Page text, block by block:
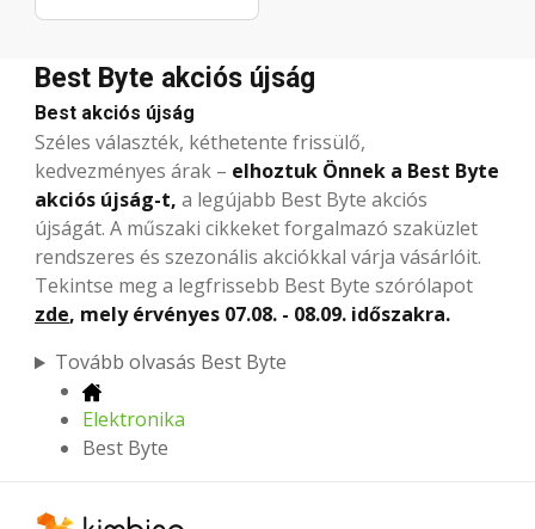
Best Byte akciós újság
Best akciós újság
Széles választék, kéthetente frissülő,
kedvezményes árak – elhoztuk Önnek a Best Byte
akciós újság-t, a legújabb Best Byte akciós
újságát. A műszaki cikkeket forgalmazó szaküzlet
rendszeres és szezonális akciókkal várja vásárlóit.
Tekintse meg a legfrissebb Best Byte szórólapot
zde, mely érvényes 07.08. - 08.09. időszakra.
Tovább olvasás Best Byte
Elektronika
Best Byte